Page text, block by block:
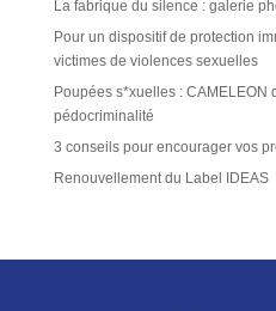
La fabrique du silence : galerie
Pour un dispositif de protection
victimes de violences sexuelles
Poupées s*xuelles :
pédocriminalité
3 conseils pour encourager vos
Renouvellement du Label IDEAS